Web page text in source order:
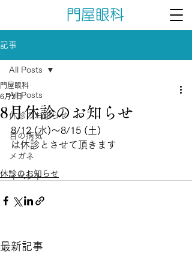
門屋眼科
記事
All Posts
休診のお知らせ
目の病気
メガネ
イベント
All Posts
8月休診のお知らせ
門屋眼科
6月2日
8/12 (水)～8/15 (土)
は休診とさせて頂きます
休診のお知らせ
最新記事